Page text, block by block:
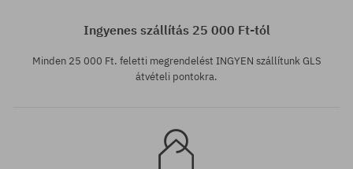
Ingyenes szállítás 25 000 Ft-tól
Minden 25 000 Ft. feletti megrendelést INGYEN szállítunk GLS
átvételi pontokra.